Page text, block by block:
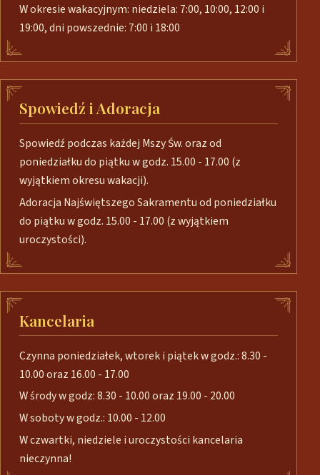
W okresie wakacyjnym: niedziela: 7:00, 10:00, 12:00 i
19:00, dni powszednie: 7:00 i 18:00
Spowiedź i Adoracja
Spowiedź podczas każdej Mszy Św. oraz od
poniedziałku do piątku w godz. 15.00 - 17.00 (z
wyjątkiem okresu wakacji).
Adoracja Najświętszego Sakramentu od poniedziałku
do piątku w godz. 15.00 - 17.00 (z wyjątkiem
uroczystości).
Kancelaria
Czynna poniedziałek, wtorek i piątek w godz.: 8.30 -
10.00 oraz 16.00 - 17.00
W środy w godz: 8.30 - 10.00 oraz 19.00 - 20.00
W soboty w godz.: 10.00 - 12.00
W czwartki, niedziele i uroczystości kancelaria
nieczynna!